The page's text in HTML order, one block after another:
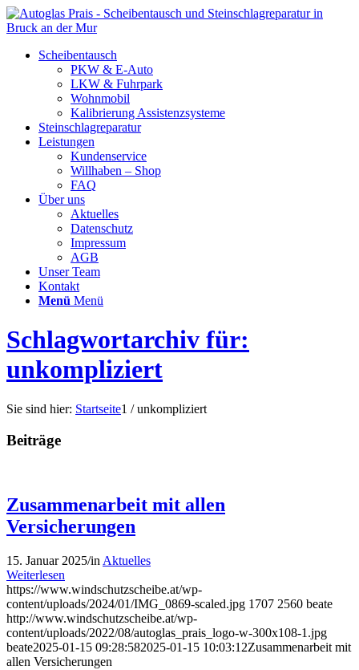
Scheibentausch
PKW & E-Auto
LKW & Fuhrpark
Wohnmobil
Kalibrierung Assistenzsysteme
Steinschlagreparatur
Leistungen
Kundenservice
Willhaben – Shop
FAQ
Über uns
Aktuelles
Datenschutz
Impressum
AGB
Unser Team
Kontakt
Menü Menü
Schlagwortarchiv für:
unkompliziert
Sie sind hier: Startseite1 / unkompliziert
Beiträge
Zusammenarbeit mit allen
Versicherungen
15. Januar 2025/in Aktuelles
Weiterlesen
https://www.windschutzscheibe.at/wp-
content/uploads/2024/01/IMG_0869-scaled.jpg 1707 2560 beate
http://www.windschutzscheibe.at/wp-
content/uploads/2022/08/autoglas_prais_logo-w-300x108-1.jpg
beate2025-01-15 09:28:582025-01-15 10:03:12Zusammenarbeit mit
allen Versicherungen